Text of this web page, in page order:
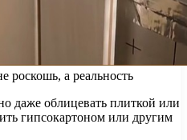
даже облицевать плиткой или
гипсокартоном или другим